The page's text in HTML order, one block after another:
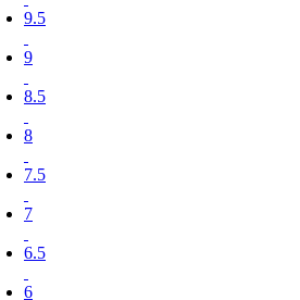
9.5
9
8.5
8
7.5
7
6.5
6